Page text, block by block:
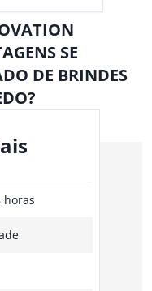
SE
DE BRINDES
horas